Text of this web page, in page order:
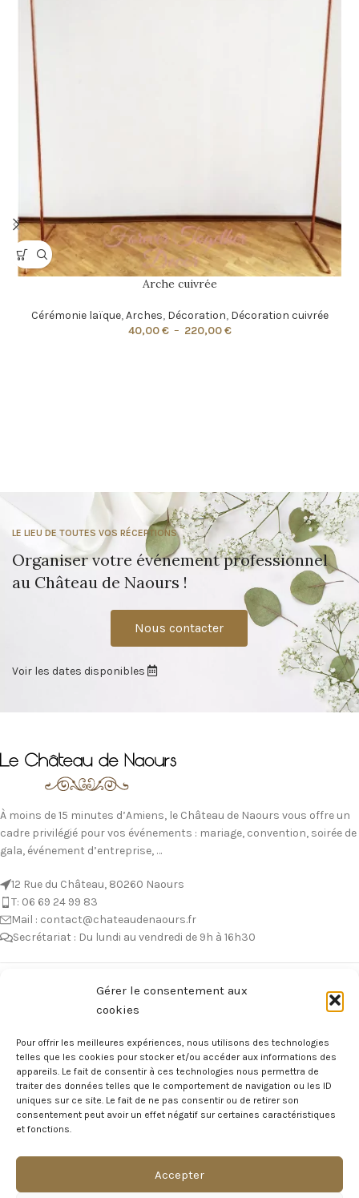
Gérer le consentement aux
cookies
Pour offrir les meilleures expériences, nous utilisons des technologies
telles que les cookies pour stocker et/ou accéder aux informations des
appareils. Le fait de consentir à ces technologies nous permettra de
traiter des données telles que le comportement de navigation ou les ID
uniques sur ce site. Le fait de ne pas consentir ou de retirer son
consentement peut avoir un effet négatif sur certaines caractéristiques
et fonctions.
Accepter
Arche cuivrée
Cérémonie laïque,Arches, Décoration, Décoration cuivrée
40,00€ – 220,00€
LE LIEU DE TOUTES VOS RÉCEPTIONS
Organiser votre événement professionnel
au Château de Naours !
Nous contacter
Voir les dates disponibles
À moins de 15 minutes d’Amiens, le Château de Naours vous offre un
cadre privilégié pour vos événements : mariage, convention, soirée de
gala, événement d’entreprise, …
12 Rue du Château, 80260 Naours
T: 06 69 24 99 83
Mail : contact@chateaudenaours.fr
Secrétariat : Du lundi au vendredi de 9h à 16h30
Vous avez des questions ?
Avant de nous écrire, n’hésitez pas à consulter notre FAQ, celle-ci est
réponse à votre question !
Voir notre foire aux questions >
NOTRE ÉCOSYSTEME